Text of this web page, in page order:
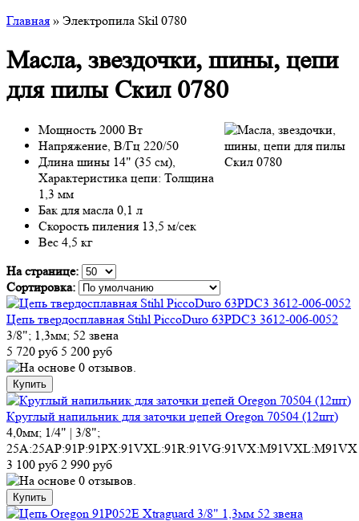
Главная » Электропила Skil 0780
Масла, звездочки, шины, цепи
для пилы Скил 0780
Мощность 2000 Вт
Напряжение, В/Гц 220/50
Длина шины 14" (35 см),
Характеристика цепи: Толщина
1,3 мм
Бак для масла 0,1 л
Скорость пиления 13,5 м/сек
Вес 4,5 кг
На странице:
Сортировка:
Цепь твердосплавная Stihl PiccoDuro 63PDC3 3612-006-0052
3/8"; 1,3мм; 52 звена
5 720 руб 5 200 руб
Круглый напильник для заточки цепей Oregon 70504 (12шт)
4,0мм; 1/4" | 3/8";
25A:25AP:91P:91PX:91VXL:91R:91VG:91VX:M91VXL:M91VX
3 100 руб 2 990 руб